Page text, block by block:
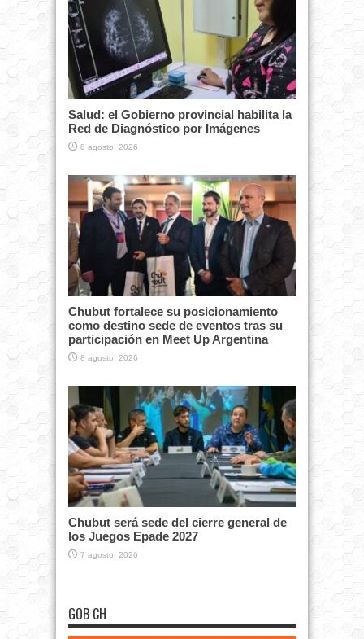
Salud: el Gobierno provincial habilita la
Red de Diagnóstico por Imágenes
8 agosto, 2026
Chubut fortalece su posicionamiento
como destino sede de eventos tras su
participación en Meet Up Argentina
8 agosto, 2026
Chubut será sede del cierre general de
los Juegos Epade 2027
7 agosto, 2026
GOB CH